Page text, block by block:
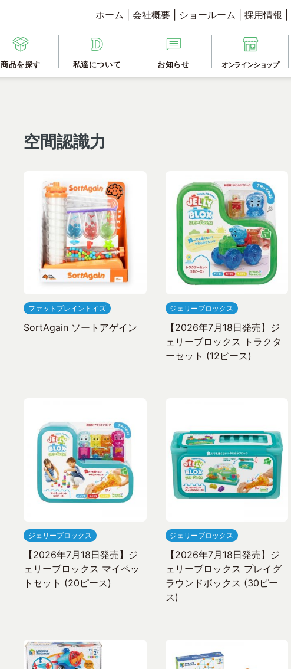
ホーム 会社概要 ショールーム 採用情報
商品を探す 私達について お知らせ オンラインショップ
空間認識力
ファットブレイントイズ
SortAgain ソートアゲイン
ジェリーブロックス
【2026年7月18日発売】ジ
ェリーブロックス トラクタ
ーセット (12ピース)
ジェリーブロックス
【2026年7月18日発売】ジ
ェリーブロックス マイペッ
トセット (20ピース)
ジェリーブロックス
【2026年7月18日発売】ジ
ェリーブロックス プレイグ
ラウンドボックス (30ピー
ス)